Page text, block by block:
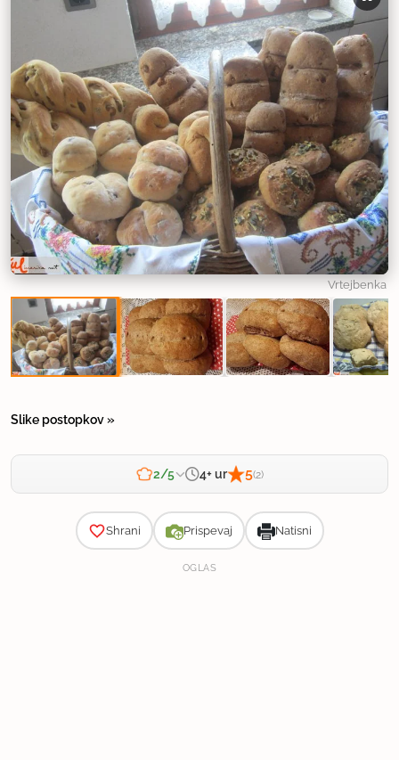
Vrtejbenka
Slike postopkov »
2/5 4+ ur 5(2)
Shrani Prispevaj Natisni
OGLAS